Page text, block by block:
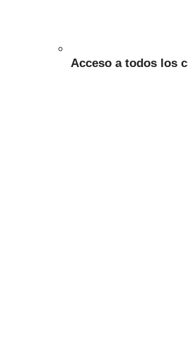
Acceso a todos los